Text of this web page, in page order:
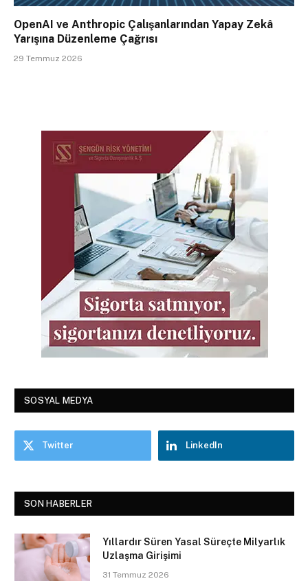
OpenAI ve Anthropic Çalışanlarından Yapay Zekâ
Yarışına Düzenleme Çağrısı
29 Temmuz 2026
SOSYAL MEDYA
Twitter LinkedIn
SON HABERLER
Yıllardır Süren Yasal Süreçte Milyarlık
Uzlaşma Girişimi
31 Temmuz 2026